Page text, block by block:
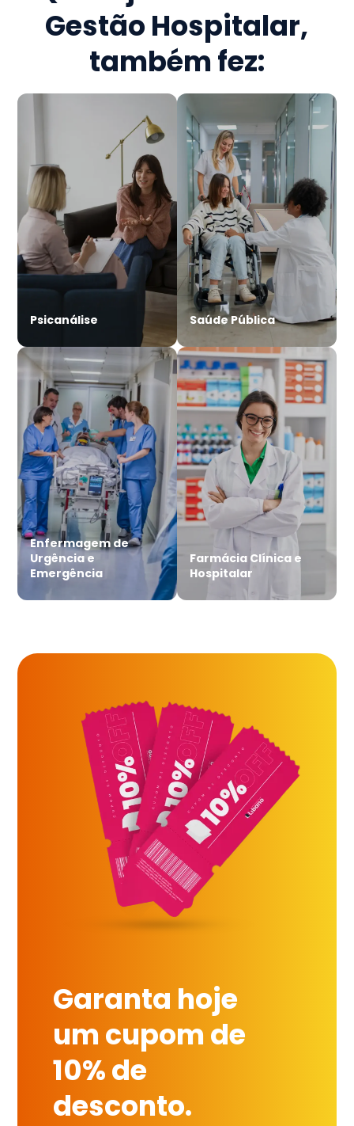
Gestão Hospitalar,
também fez:
Psicanálise Saúde Pública
Enfermagem de
Urgência e
Emergência
Farmácia Clínica e
Hospitalar
Garanta hoje
um cupom de
10% de
desconto.